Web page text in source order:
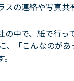
スの連絡や写真共
の中で、紙で行っ
、「こんなのが